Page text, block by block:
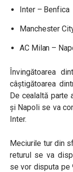
Inter – Benfica
Manchester
AC Milan –
Învingătoarea
câștigătoarea
De cealaltă parte
și Napoli se va
Inter.
Meciurile tur din
returul se va
se vor disputa pe